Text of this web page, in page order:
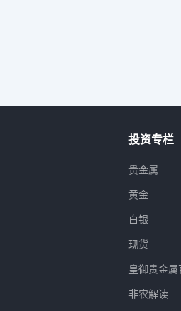
投资专栏
贵金属
黄金
白银
现货
皇御贵金属
非农解读